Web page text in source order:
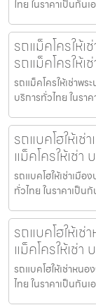
ไทย ในราคาเป็นกั
รถแม็คโครให้
รถแม็คโครให้
รถแม็คโครให้เช่าพร
บริการทั่วไทย ในร
รถแบคโฮให้เ
แม็คโครให้เช่
รถแบคโฮให้เช่าเมือ
ทั่วไทย ในราคาเป็
รถแบคโฮให้เ
แม็คโครให้เช่
รถแบคโฮให้เช่าหน
ไทย ในราคาเป็นกั